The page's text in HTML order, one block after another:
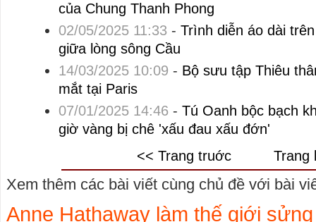
của Chung Thanh Phong
02/05/2025 11:33 - Trình diễn áo dài
giữa lòng sông Cầu
14/03/2025 10:09 - Bộ sưu tập Thiêu
mắt tại Paris
07/01/2025 14:46 - Tú Oanh bộc bạch
giờ vàng bị chê 'xấu đau xấu đớn'
<< Trang truớc
Trang
Xem thêm các bài viết cùng chủ đề với bài
Anne Hathaway làm thế giới